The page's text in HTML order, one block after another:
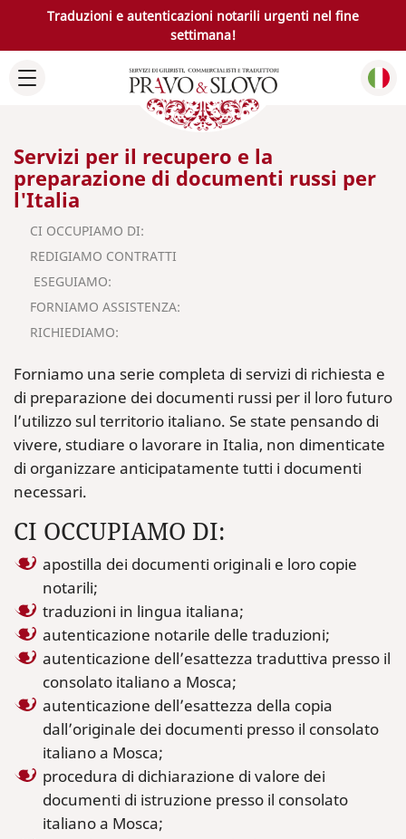
Traduzioni e autenticazioni notarili urgenti nel fine
settimana!
Servizi per il recupero e la
preparazione di documenti russi per
l'Italia
CI OCCUPIAMO DI:
REDIGIAMO CONTRATTI
ESEGUIAMO:
FORNIAMO ASSISTENZA:
RICHIEDIAMO:
Forniamo una serie completa di servizi di richiesta e
di preparazione dei documenti russi per il loro futuro
l’utilizzo sul territorio italiano. Se state pensando di
vivere, studiare o lavorare in Italia, non dimenticate
di organizzare anticipatamente tutti i documenti
necessari.
CI OCCUPIAMO DI:
apostilla dei documenti originali e loro copie
notarili;
traduzioni in lingua italiana;
autenticazione notarile delle traduzioni;
autenticazione dell’esattezza traduttiva presso il
consolato italiano a Mosca;
autenticazione dell’esattezza della copia
dall’originale dei documenti presso il consolato
italiano a Mosca;
procedura di dichiarazione di valore dei
documenti di istruzione presso il consolato
italiano a Mosca;